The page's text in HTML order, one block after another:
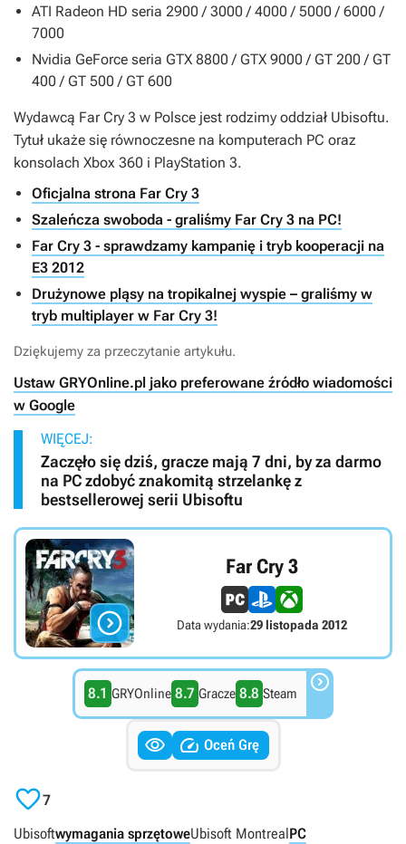
ATI Radeon HD seria 2900 / 3000 / 4000 / 5000 / 6000 /
7000
Nvidia GeForce seria GTX 8800 / GTX 9000 / GT 200 / GT
400 / GT 500 / GT 600
Wydawcą Far Cry 3 w Polsce jest rodzimy oddział Ubisoftu.
Tytuł ukaże się równoczesne na komputerach PC oraz
konsolach Xbox 360 i PlayStation 3.
Oficjalna strona Far Cry 3
Szaleńcza swoboda - graliśmy Far Cry 3 na PC!
Far Cry 3 - sprawdzamy kampanię i tryb kooperacji na
E3 2012
Drużynowe pląsy na tropikalnej wyspie – graliśmy w
tryb multiplayer w Far Cry 3!
Dziękujemy za przeczytanie artykułu.
Ustaw GRYOnline.pl jako preferowane źródło wiadomości
w Google
WIĘCEJ:
Zaczęło się dziś, gracze mają 7 dni, by za darmo
na PC zdobyć znakomitą strzelankę z
bestsellerowej serii Ubisoftu

Far Cry 3
Data wydania:29 listopada 2012
8.1 GRYOnline 8.7 Gracze 8.8 Steam 
  Oceń Grę
7
Ubisoftwymagania sprzętoweUbisoft MontrealPC